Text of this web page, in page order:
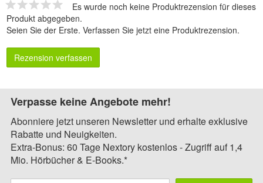
Es wurde noch keine Produktrezension für dieses
Produkt abgegeben.
Seien Sie der Erste. Verfassen Sie jetzt eine Produktrezension.
Rezension verfassen
Verpasse keine Angebote mehr!
Abonniere jetzt unseren Newsletter und erhalte exklusive
Rabatte und Neuigkeiten.
Extra-Bonus: 60 Tage Nextory kostenlos - Zugriff auf 1,4
Mio. Hörbücher & E-Books.*